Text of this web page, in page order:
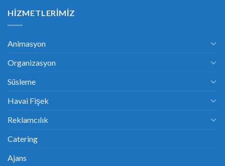
HIZMETLERIMIZ
Animasyon
Organizasyon
Süsleme
Havai Fişek
Reklamcılık
Catering
Ajans